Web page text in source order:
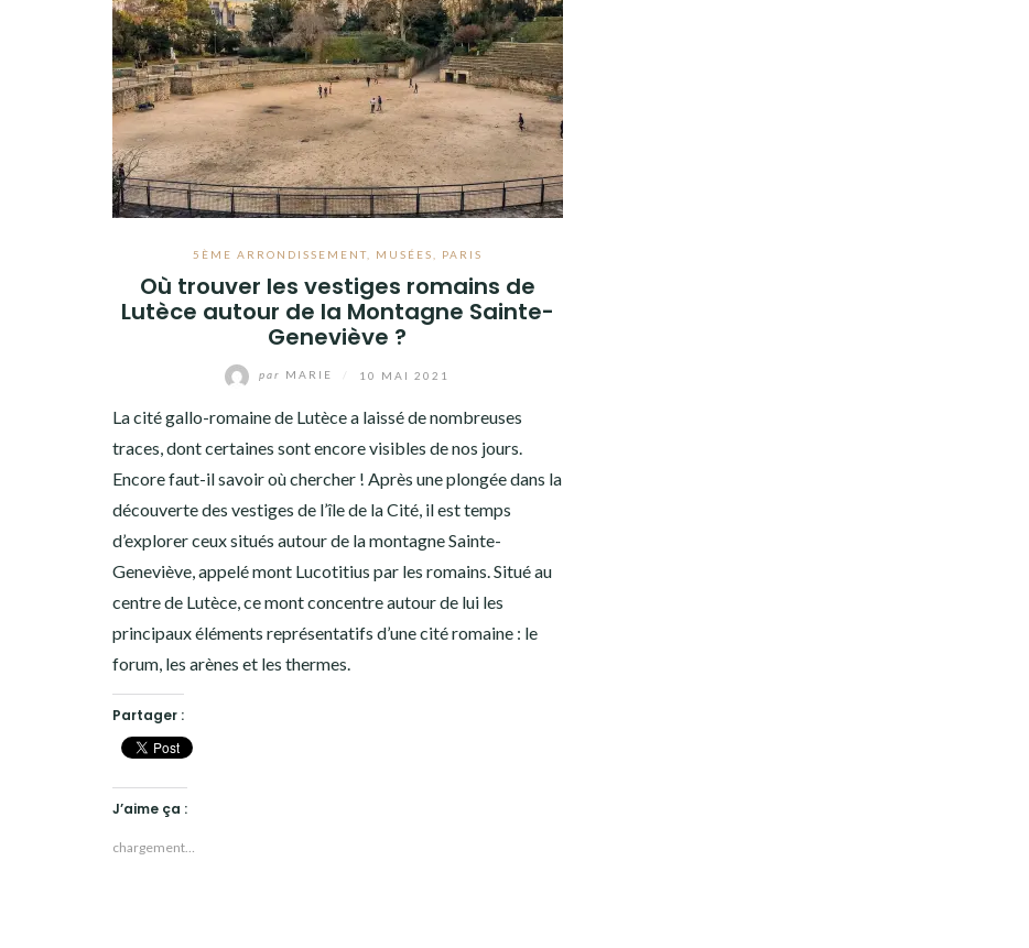
5ÈME ARRONDISSEMENT, MUSÉES PARIS
Où trouver les vestiges romains de
Lutèce autour de la Montagne Sainte-
Geneviève ?
par MARIE 10 MAI 2021
La cité gallo-romaine de Lutèce a laissé de nombreuses
traces, dont certaines sont encore visibles de nos jours.
Encore faut-il savoir où chercher ! Après une plongée dans la
découverte des vestiges de l’île de la Cité, il est temps
d’explorer ceux situés autour de la montagne Sainte-
Geneviève, appelé mont Lucotitius par les romains. Situé au
centre de Lutèce, ce mont concentre autour de lui les
principaux éléments représentatifs d’une cité romaine : le
forum, les arènes et les thermes.
Partager :
J’aime ça :
chargement…